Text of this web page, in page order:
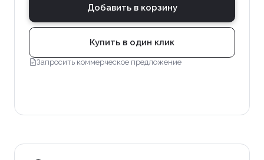
Добавить в корзину
Купить в один клик
Запросить коммерческое предложение